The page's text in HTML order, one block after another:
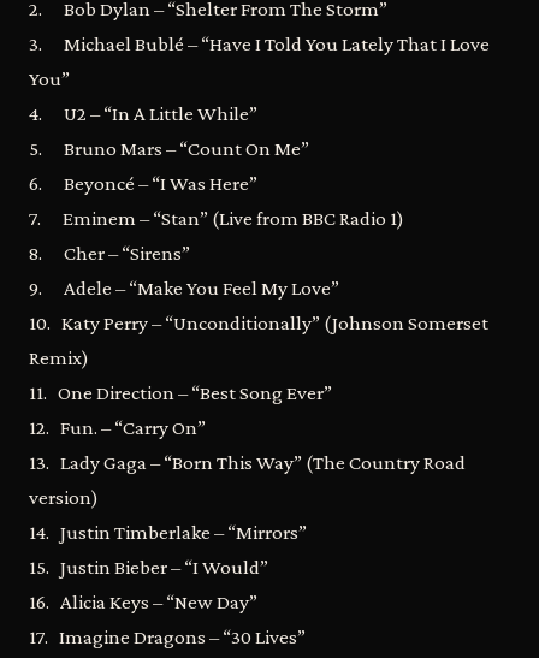
2. Bob Dylan – “Shelter From The Storm”
3. Michael Bublé – “Have I Told You Lately That I Love
You”
4. U2 – “In A Little While”
5. Bruno Mars – “Count On Me”
6. Beyoncé – “I Was Here”
7. Eminem – “Stan” (Live from BBC Radio 1)
8. Cher – “Sirens”
9. Adele – “Make You Feel My Love”
10. Katy Perry – “Unconditionally” (Johnson Somerset
Remix)
11. One Direction – “Best Song Ever”
12. Fun. – “Carry On”
13. Lady Gaga – “Born This Way” (The Country Road
version)
14. Justin Timberlake – “Mirrors”
15. Justin Bieber – “I Would”
16. Alicia Keys – “New Day”
17. Imagine Dragons – “30 Lives”